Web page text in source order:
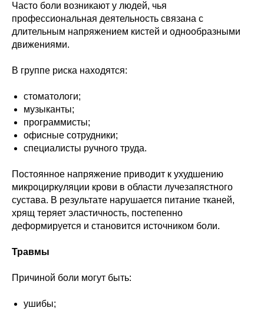
Часто боли возникают у людей, чья
профессиональная деятельность связана с
длительным напряжением кистей и однообразными
движениями.
В группе риска находятся:
стоматологи;
музыканты;
программисты;
офисные сотрудники;
специалисты ручного труда.
Постоянное напряжение приводит к ухудшению
микроциркуляции крови в области лучезапястного
сустава. В результате нарушается питание тканей,
хрящ теряет эластичность, постепенно
деформируется и становится источником боли.
Травмы
Причиной боли могут быть:
ушибы;